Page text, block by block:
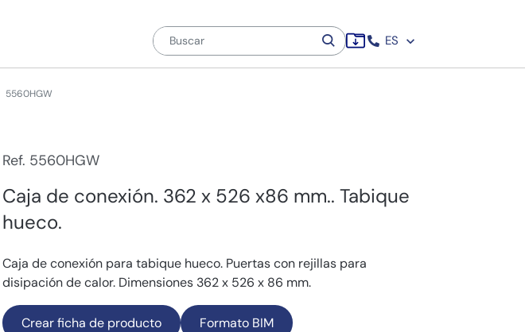
ES
5560HGW
Ref. 5560HGW
Caja de conexión. 362 x 526 x86 mm.. Tabique
hueco.
Caja de conexión para tabique hueco. Puertas con rejillas para
disipación de calor. Dimensiones 362 x 526 x 86 mm.
Crear ficha de producto Formato BIM